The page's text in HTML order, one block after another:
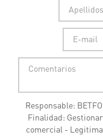
Responsable:
Finalidad:
comercial -